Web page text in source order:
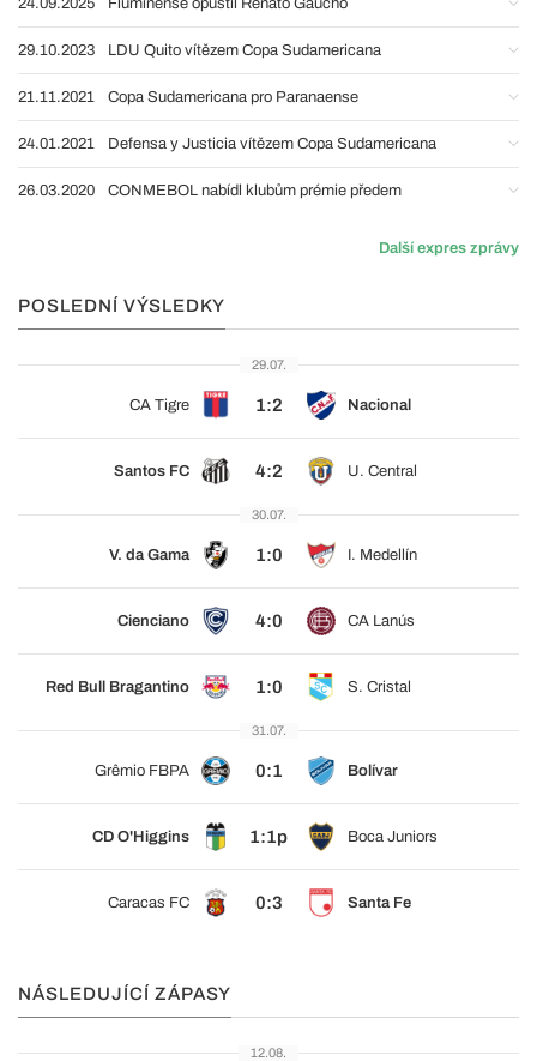
24.09.2025 Fluminense opustil Renato Gaúcho
29.10.2023 LDU Quito vítězem Copa Sudamericana
21.11.2021 Copa Sudamericana pro Paranaense
24.01.2021 Defensa y Justicia vítězem Copa Sudamericana
26.03.2020 CONMEBOL nabídl klubům prémie předem
Další expres zprávy
POSLEDNÍ VÝSLEDKY
29.07.
CA Tigre 1:2 Nacional
Santos FC 4:2 U. Central
30.07.
V. da Gama 1:0 I. Medellín
Cienciano 4:0 CA Lanús
Red Bull Bragantino 1:0 S. Cristal
31.07.
Grêmio FBPA 0:1 Bolívar
CD O'Higgins 1:1p Boca Juniors
Caracas FC 0:3 Santa Fe
NÁSLEDUJÍCÍ ZÁPASY
12.08.